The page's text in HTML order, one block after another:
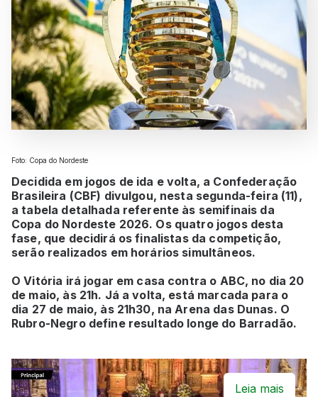
Foto: Copa do Nordeste
Decidida em jogos de ida e volta, a Confederação
Brasileira (CBF) divulgou, nesta segunda-feira (11),
a tabela detalhada referente às semifinais da
Copa do Nordeste 2026. Os quatro jogos desta
fase, que decidirá os finalistas da competição,
serão realizados em horários simultâneos.
O Vitória irá jogar em casa contra o ABC, no dia 20
de maio, às 21h. Já a volta, está marcada para o
dia 27 de maio, às 21h30, na Arena das Dunas. O
Rubro-Negro define resultado longe do Barradão.
Leia mais